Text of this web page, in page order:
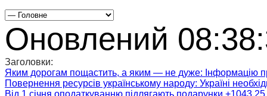
Оновлений
Заголовки:
Яким дорогам пощастить, а яким — не дуже: Інформацію
Повернення ресурсів українському народу: Україні
Від 1 січня оподаткуванню підлягають подарунки +1043,25